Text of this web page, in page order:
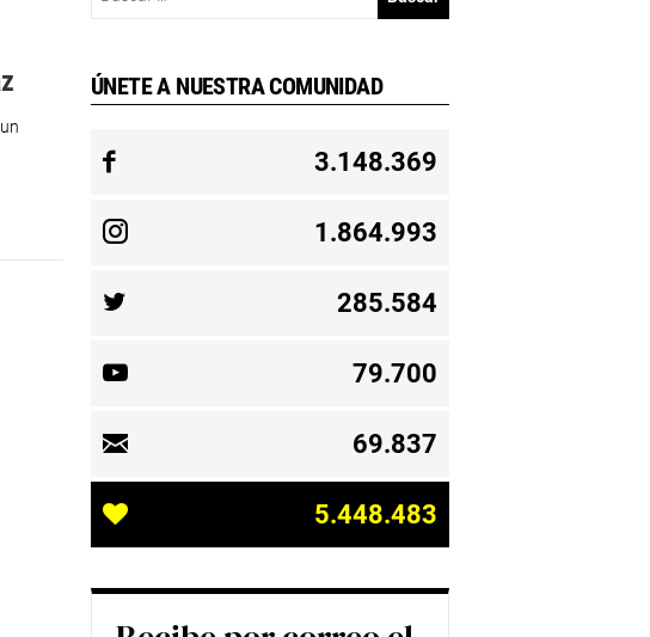
ÚNETE A NUESTRA COMUNIDAD
3.148.369
1.864.993
285.584
79.700
69.837
5.448.483